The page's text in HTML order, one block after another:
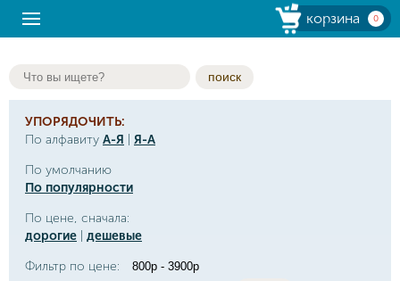
корзина 0
поиск
УПОРЯДОЧИТЬ:
По алфавиту А-Я
Я-А
По умолчанию
По популярности
По цене, сначала:
дорогие
дешевые
Фильтр по цене: